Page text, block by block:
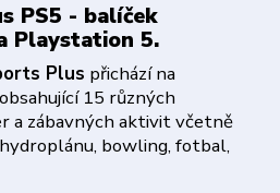
PS5 - balíček
Playstation 5.
Plus přichází na
15 různých
a zábavných aktivit včetně
bowling, fotbal,